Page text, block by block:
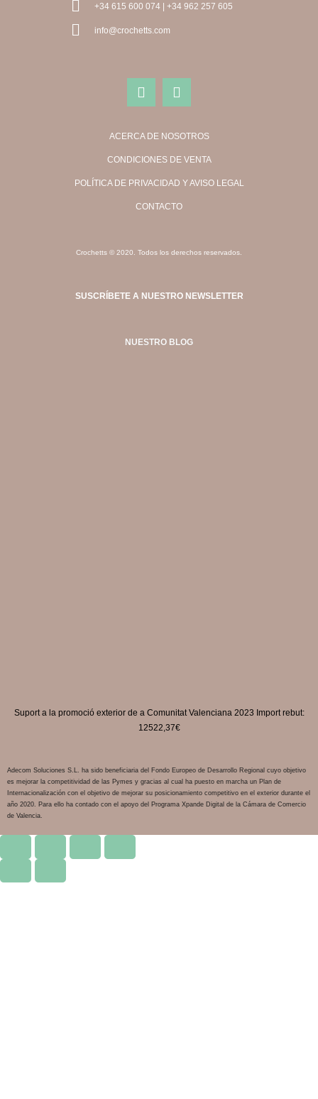
+34 615 600 074 | +34 962 257 605
info@crochetts.com
ACERCA DE NOSOTROS
CONDICIONES DE VENTA
POLÍTICA DE PRIVACIDAD Y AVISO LEGAL
CONTACTO
Crochetts © 2020. Todos los derechos reservados.
SUSCRÍBETE A NUESTRO NEWSLETTER
NUESTRO BLOG
Suport a la promoció exterior de a Comunitat Valenciana 2023 Import rebut:
12522,37€
Adecom Soluciones S.L. ha sido beneficiaria del Fondo Europeo de Desarrollo Regional cuyo objetivo
es mejorar la competitividad de las Pymes y gracias al cual ha puesto en marcha un Plan de
Internacionalización con el objetivo de mejorar su posicionamiento competitivo en el exterior durante el
año 2020. Para ello ha contado con el apoyo del Programa Xpande Digital de la Cámara de Comercio
de Valencia.